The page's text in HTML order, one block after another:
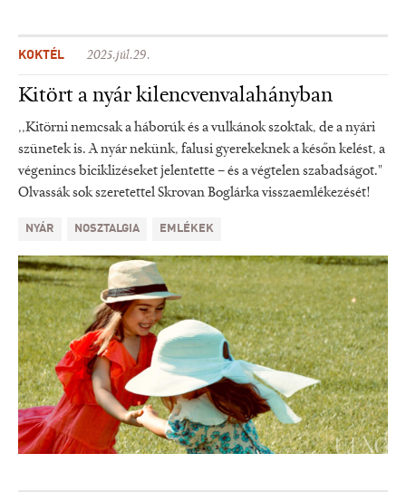
KOKTÉL 2025.júl.29.
Kitört a nyár kilencvenvalahányban
,,Kitörni nemcsak a háborúk és a vulkánok szoktak, de a nyári
szünetek is. A nyár nekünk, falusi gyerekeknek a későn kelést, a
végenincs biciklizéseket jelentette – és a végtelen szabadságot."
Olvassák sok szeretettel Skrovan Boglárka visszaemlékezését!
NYÁR NOSZTALGIA EMLÉKEK